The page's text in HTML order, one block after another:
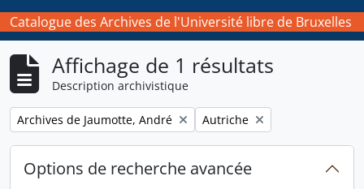
Catalogue des Archives de l'Université libre de Bruxelles
Affichage de 1 résultats
Description archivistique
Remove filter:
Archives de Jaumotte, André Remove filter:
Autriche
Options de recherche avancée